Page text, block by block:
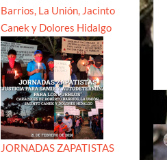
Barrios, La Unión, Jacinto
Canek y Dolores Hidalgo
JORNADAS ZAPATISTAS